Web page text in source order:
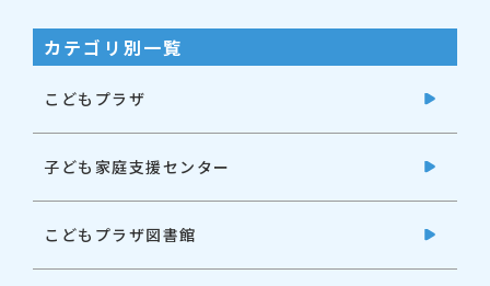
カテゴリ別一覧
こどもプラザ
子ども家庭支援センター
こどもプラザ図書館